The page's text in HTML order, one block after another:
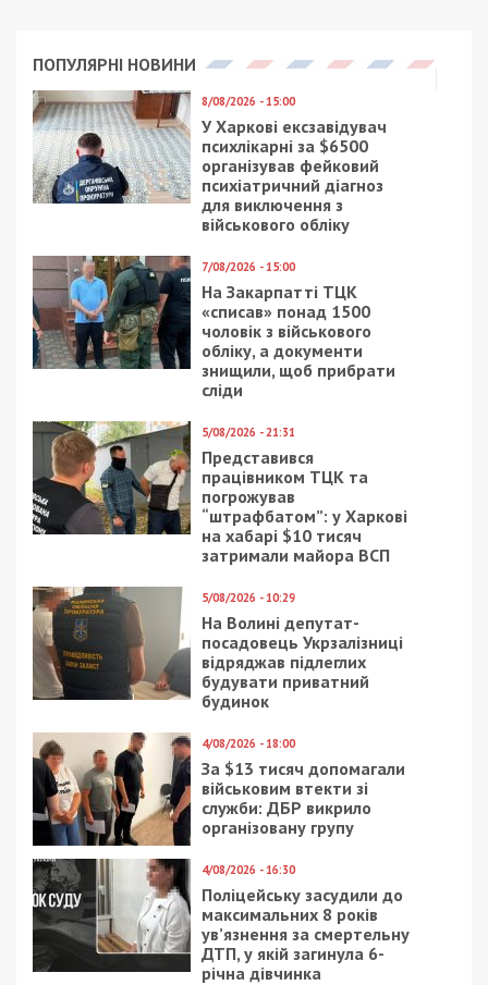
ПОПУЛЯРНІ НОВИНИ
8/08/2026 - 15:00
У Харкові ексзавідувач
психлікарні за $6500
організував фейковий
психіатричний діагноз
для виключення з
військового обліку
7/08/2026 - 15:00
На Закарпатті ТЦК
«списав» понад 1500
чоловік з військового
обліку, а документи
знищили, щоб прибрати
сліди
5/08/2026 - 21:31
Представився
працівником ТЦК та
погрожував
“штрафбатом”: у Харкові
на хабарі $10 тисяч
затримали майора ВСП
5/08/2026 - 10:29
На Волині депутат-
посадовець Укрзалізниці
відряджав підлеглих
будувати приватний
будинок
4/08/2026 - 18:00
За $13 тисяч допомагали
військовим втекти зі
служби: ДБР викрило
організовану групу
4/08/2026 - 16:30
Поліцейську засудили до
максимальних 8 років
ув’язнення за смертельну
ДТП, у якій загинула 6-
річна дівчинка